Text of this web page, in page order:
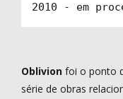
2010 - em
Oblivion foi o ponto
série de obras